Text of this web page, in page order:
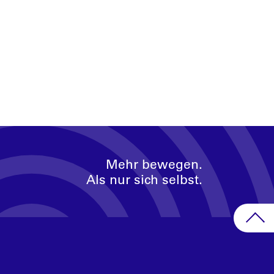
Mehr bewegen.
Als nur sich selbst.